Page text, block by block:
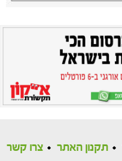
תקנון האתר צרו קשר